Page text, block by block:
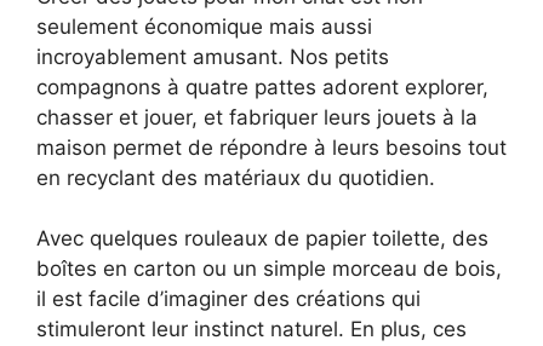
seulement économique mais aussi
incroyablement amusant. Nos petits
compagnons à quatre pattes adorent explorer,
chasser et jouer, et fabriquer leurs jouets à la
maison permet de répondre à leurs besoins tout
en recyclant des matériaux du quotidien.
Avec quelques rouleaux de papier toilette, des
boîtes en carton ou un simple morceau de bois,
il est facile d’imaginer des créations qui
stimuleront leur instinct naturel. En plus, ces